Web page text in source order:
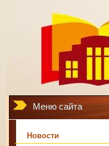
Меню сайта
Новости